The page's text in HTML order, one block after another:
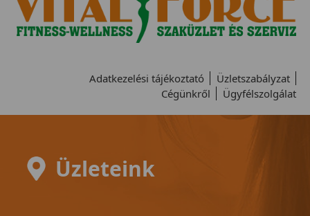
Adatkezelési tájékoztató
Üzletszabályzat
Cégünkről
Ügyfélszolgálat
Üzleteink